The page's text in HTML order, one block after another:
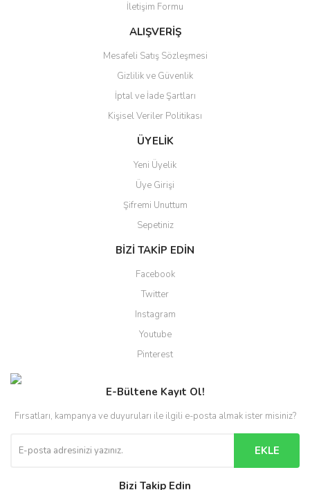
Ürün fiyatı diğer sitelerden daha pahalı.
Bu ürüne benzer farklı alternatifler olmalı.
Gönder
İletişim Formu
ALIŞVERİŞ
Mesafeli Satış Sözleşmesi
Gizlilik ve Güvenlik
İptal ve İade Şartları
Kişisel Veriler Politikası
ÜYELİK
Yeni Üyelik
Üye Girişi
Şifremi Unuttum
Sepetiniz
BİZİ TAKİP EDİN
Facebook
Twitter
Instagram
Youtube
Pinterest
E-Bültene Kayıt Ol!
Fırsatları, kampanya ve duyuruları ile ilgili e-posta almak ister misiniz?
EKLE
Bizi Takip Edin